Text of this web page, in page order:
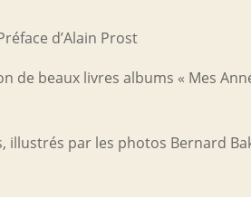
d’Alain Prost
beaux livres albums « Mes
par les photos Bernard